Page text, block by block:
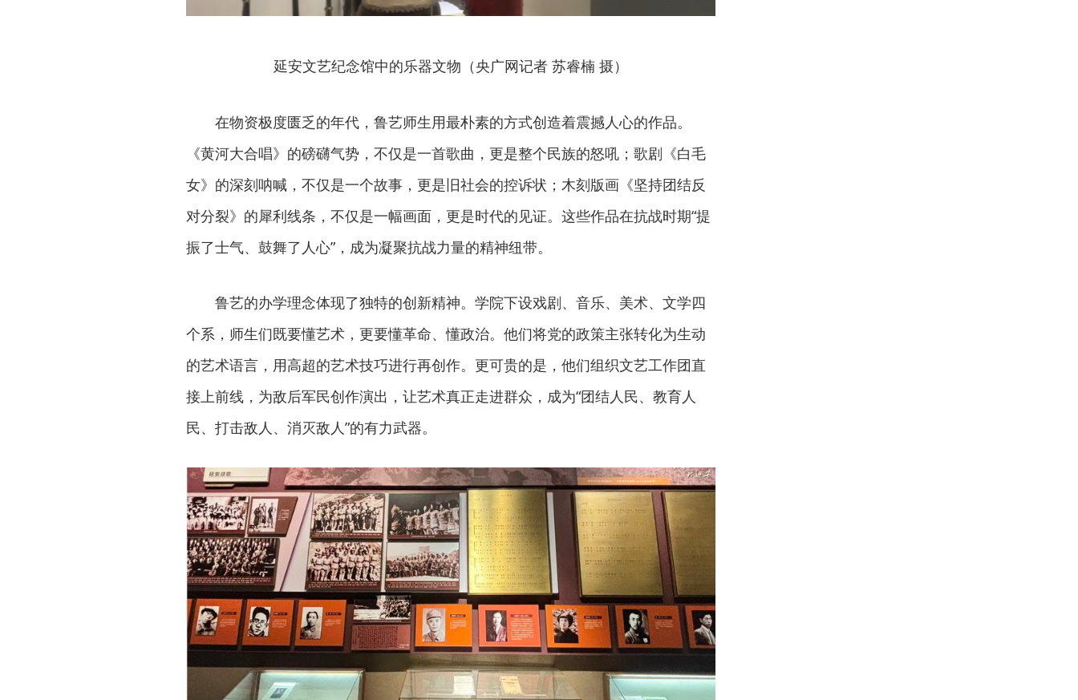
延安文艺纪念馆中的乐器文物（央广网记者 苏睿楠 摄）
在物资极度匮乏的年代，鲁艺师生用最朴素的方式创造着震撼人心的作品。
《黄河大合唱》的磅礴气势，不仅是一首歌曲，更是整个民族的怒吼；歌剧《白毛
女》的深刻呐喊，不仅是一个故事，更是旧社会的控诉状；木刻版画《坚持团结反
对分裂》的犀利线条，不仅是一幅画面，更是时代的见证。这些作品在抗战时期“提
振了士气、鼓舞了人心”，成为凝聚抗战力量的精神纽带。
鲁艺的办学理念体现了独特的创新精神。学院下设戏剧、音乐、美术、文学四
个系，师生们既要懂艺术，更要懂革命、懂政治。他们将党的政策主张转化为生动
的艺术语言，用高超的艺术技巧进行再创作。更可贵的是，他们组织文艺工作团直
接上前线，为敌后军民创作演出，让艺术真正走进群众，成为“团结人民、教育人
民、打击敌人、消灭敌人”的有力武器。